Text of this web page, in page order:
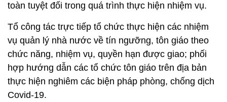
toàn tuyệt đối trong quá trình thực hiện nhiệm vụ.
Tổ công tác trực tiếp tổ chức thực hiện các nhiệm
vụ quản lý nhà nước về tín ngưỡng, tôn giáo theo
chức năng, nhiệm vụ, quyền hạn được giao; phối
hợp hướng dẫn các tổ chức tôn giáo trên địa bản
thực hiện nghiêm các biện pháp phòng, chống dịch
Covid-19.